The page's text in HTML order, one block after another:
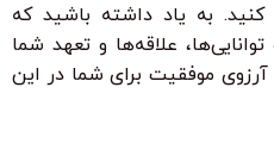
به یاد داشته باشید که
علاقه‌ها و تعهد شما
موفقیت برای شما در این